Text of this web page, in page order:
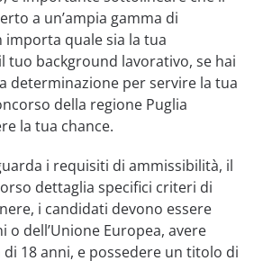
a un’ampia gamma di
importa quale sia la tua
tuo background lavorativo, se hai
determinazione per servire la tua
della regione Puglia
la tua chance.
i requisiti di ammissibilità, il
dettaglia specifici criteri di
i candidati devono essere
o dell’Unione Europea, avere
di 18 anni, e possedere un titolo di